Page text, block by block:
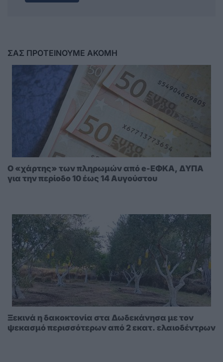
ΣΑΣ ΠΡΟΤΕΙΝΟΥΜΕ ΑΚΟΜΗ
Ο «χάρτης» των πληρωμών από e-ΕΦΚΑ, ΔΥΠΑ
για την περίοδο 10 έως 14 Αυγούστου
Ξεκινά η δακοκτονία στα Δωδεκάνησα με τον
ψεκασμό περισσότερων από 2 εκατ. ελαιοδέντρων